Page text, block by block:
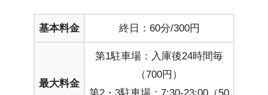
基本料金 終日：60分/300円
最大料金
第1駐車場：入庫後24時間毎
（700円）